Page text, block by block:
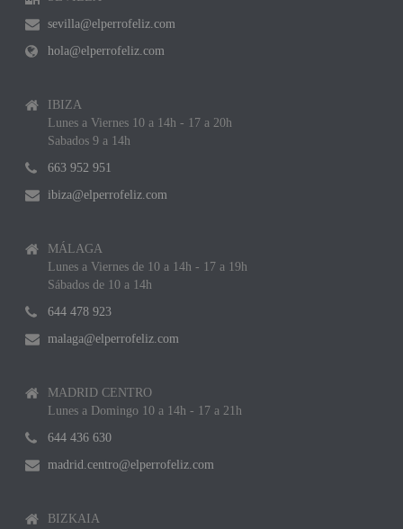
sevilla@elperrofeliz.com
hola@elperrofeliz.com
IBIZA
Lunes a Viernes 10 a 14h - 17 a 20h
Sabados 9 a 14h
663 952 951
ibiza@elperrofeliz.com
MÁLAGA
Lunes a Viernes de 10 a 14h - 17 a 19h
Sábados de 10 a 14h
644 478 923
malaga@elperrofeliz.com
MADRID CENTRO
Lunes a Domingo 10 a 14h - 17 a 21h
644 436 630
madrid.centro@elperrofeliz.com
BIZKAIA